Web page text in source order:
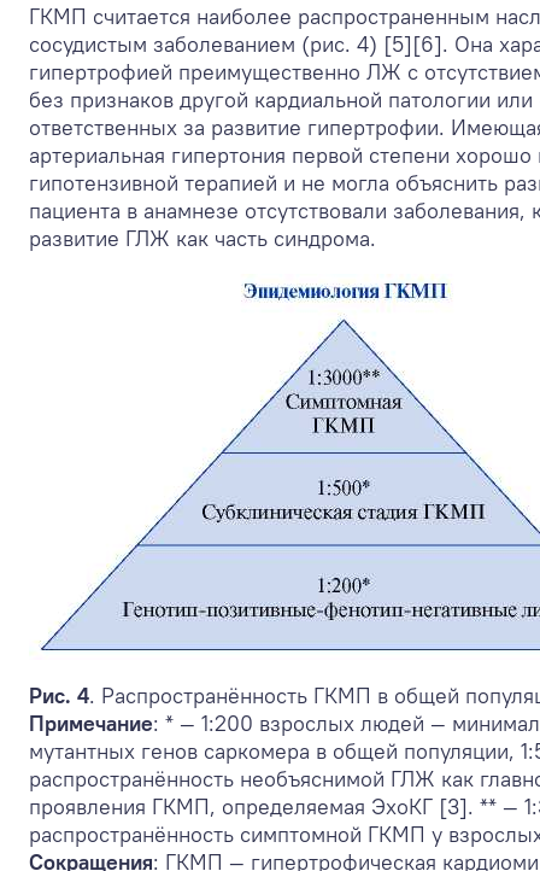
ГКМП считается наиболее распространенным
сосудистым заболеванием (рис. 4) [5][6]. Она
гипертрофией преимущественно ЛЖ с
без признаков другой кардиальной патологии
ответственных за развитие гипертрофии.
артериальная гипертония первой степени хорошо
гипотензивной терапией и не могла объяснить
пациента в анамнезе отсутствовали
развитие ГЛЖ как часть синдрома.
Рис. 4. Распространённость ГКМП в общей
Примечание: * — 1:200 взрослых людей —
мутантных генов саркомера в общей популяции,
распространённость необъяснимой ГЛЖ как
проявления ГКМП, определяемая ЭхоКГ [3]. ** —
распространённость симптомной ГКМП у
Сокращения: ГКМП — гипертрофическая